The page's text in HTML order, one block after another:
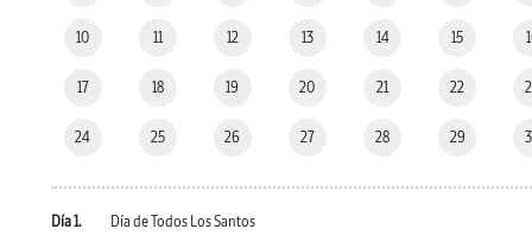
10 11 12 13 14 15
17 18 19 20 21 22
24 25 26 27 28 29
Día 1. Día de Todos Los Santos